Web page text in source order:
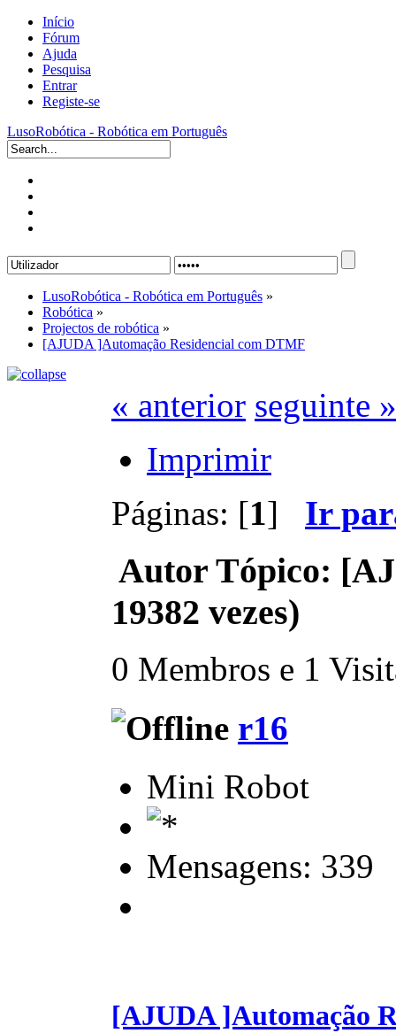
Início
Fórum
Ajuda
Pesquisa
Entrar
Registe-se
LusoRobótica - Robótica em Português
LusoRobótica - Robótica em Português »
Robótica »
Projectos de robótica »
[AJUDA ]Automação Residencial com DTMF
« anterior seguinte »
Imprimir
Páginas: [1] Ir
Autor Tópico:
19382 vezes)
0 Membros e 1
r16
Mini Robot
Mensagens: 339
[AJUDA ]Automação